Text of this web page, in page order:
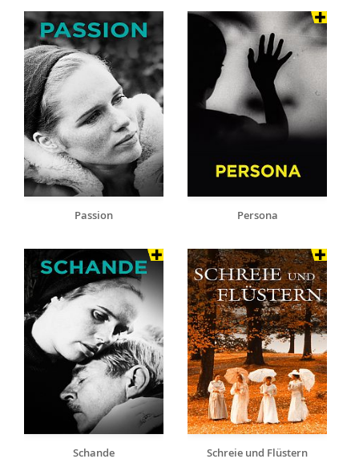
Passion Persona
Schande Schreie und Flüstern